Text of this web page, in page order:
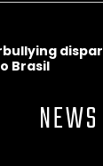
Brasil
NEWS